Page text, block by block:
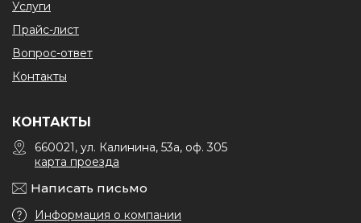
Услуги
Прайс-лист
Вопрос-ответ
Контакты
КОНТАКТЫ
660021, ул. Калинина, 53а, оф. 305
карта проезда
Написать письмо
Информация о компании